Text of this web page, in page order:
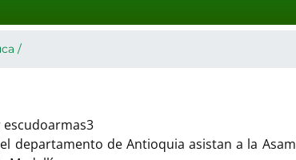
/
departamento de Antioquia asistan a la